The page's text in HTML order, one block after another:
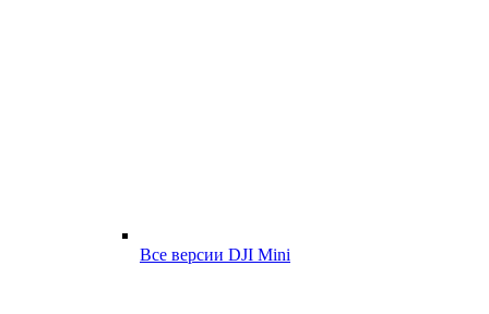
Все версии DJI Mini